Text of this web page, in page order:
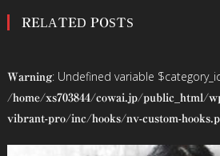
ナ
ゲ
ー
RELATED POSTS
Warning: Undefined variable
/home/xs703844/cowai.jp/public_html/
vibrant-pro/inc/hooks/nv-custom-